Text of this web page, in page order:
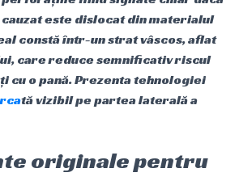
este dislocat din materialul
constă într-un strat vâscos, aflat
care reduce semnificativ riscul
cu o pană. Prezenta tehnologiei
rcată vizibil pe partea laterală a
originale pentru